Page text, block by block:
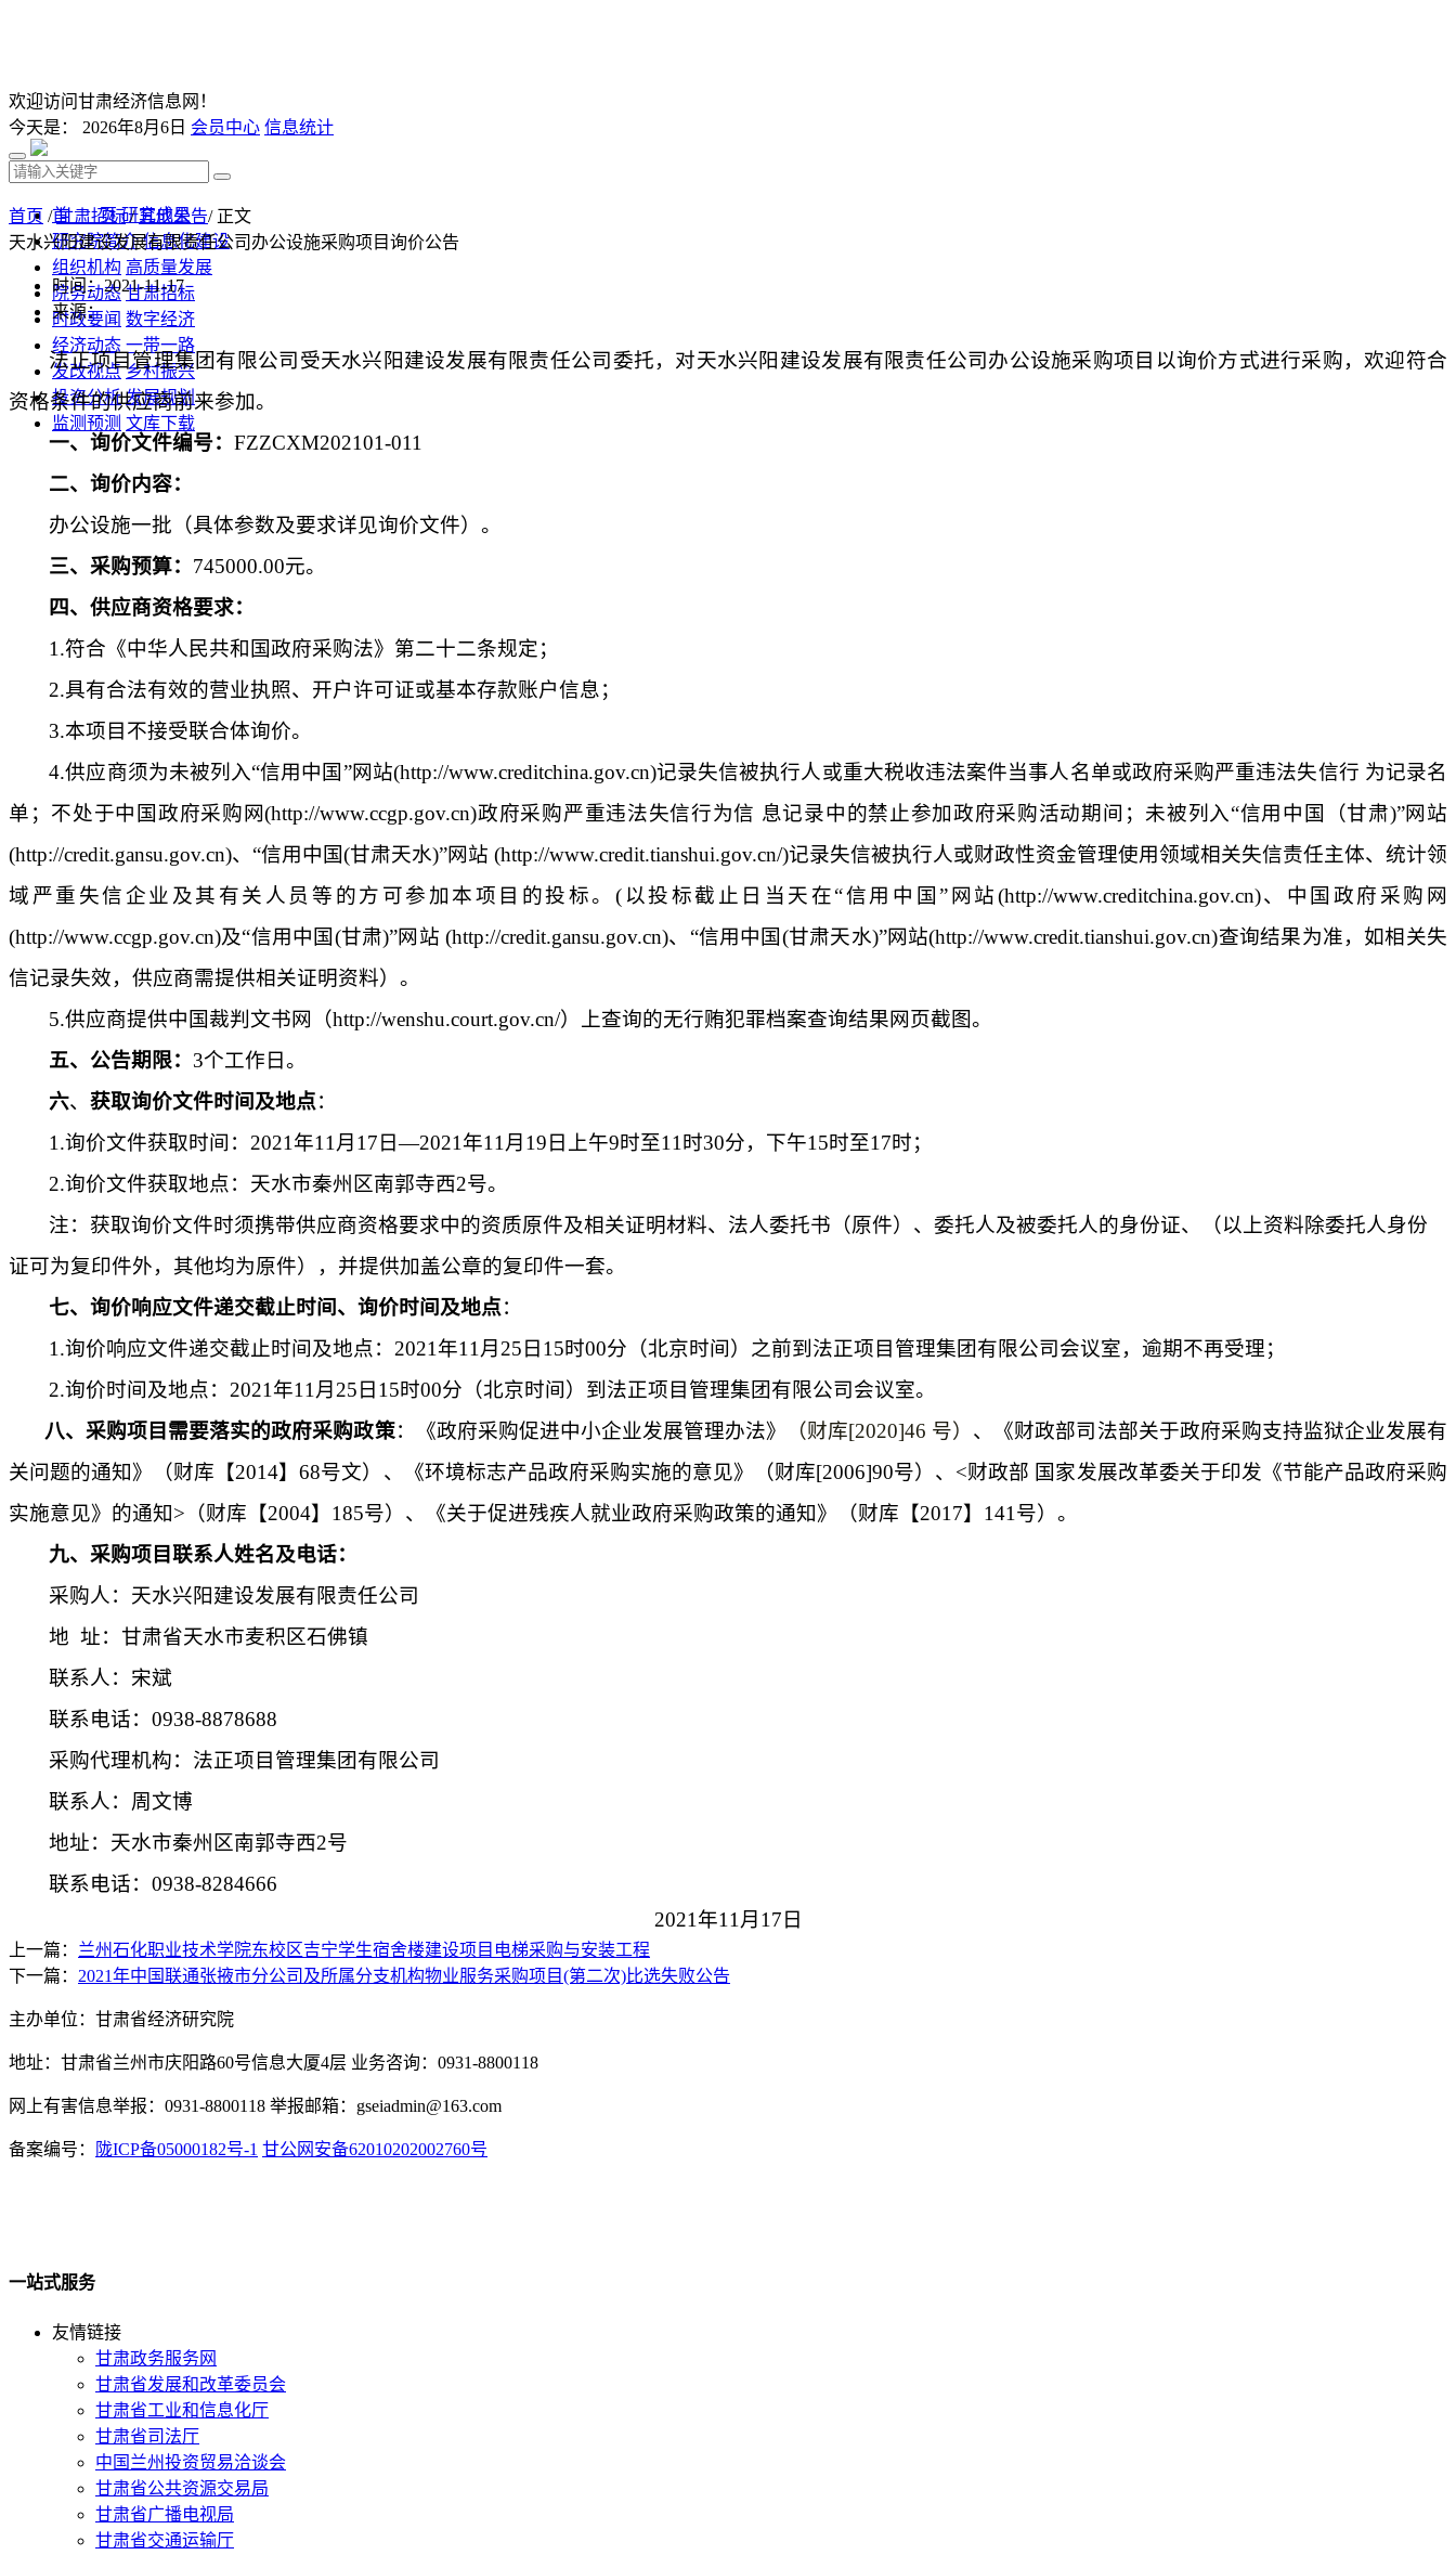
欢迎访问甘肃经济信息网！
今天是： 2026年8月6日 会员中心 信息统计
首 页 研究成果
研究院简介 信息化建设
组织机构 高质量发展
院务动态 甘肃招标
时政要闻 数字经济
经济动态 一带一路
发改视点 乡村振兴
投资分析 发展规划
监测预测 文库下载
首页 /甘肃招标/其他公告/ 正文
天水兴阳建设发展有限责任公司办公设施采购项目询价公告
时间：2021-11-17
来源：
法正项目管理集团有限公司受天水兴阳建设发展有限责任公司委托，对天水兴阳建设发展有限责任公司办公设施采购项目以询价方式进行采购，欢迎符合
资格条件的供应商前来参加。
一、询价文件编号：FZZCXM202101-011
二、询价内容：
办公设施一批（具体参数及要求详见询价文件）。
三、采购预算： 745000.00元。
四、供应商资格要求：
1 .符合《中华人民共和国政府采购法》第二十二条规定；
2.具有合法有效的营业执照、开户许可证或基本存款账户信息 ；
3.本项目不接受联合体询价。
4.供应商须为未被列入“信用中国”网站(http://www.creditchina.gov.cn)记录失信被执行人或重大税收违法案件当事人名单或政府采购严重违法失信行 为记录名
单；不处于中国政府采购网(http://www.ccgp.gov.cn)政府采购严重违法失信行为信 息记录中的禁止参加政府采购活动期间；未被列入“信用中国（甘肃)”网站
(http://credit.gansu.gov.cn)、“信用中国(甘肃天水)”网站 (http://www.credit.tianshui.gov.cn/)记录失信被执行人或财政性资金管理使用领域相关失信责任主体、统计领
域严重失信企业及其有关人员等的方可参加本项目的投标。 ( 以投标截止日当天在“信用中国”网站(http://www.creditchina.gov.cn)、中国政府采购网
(http://www.ccgp.gov.cn)及“信用中国(甘肃)”网站 (http://credit.gansu.gov.cn)、“信用中国(甘肃天水)”网站(http://www.credit.tianshui.gov.cn)查询结果为准，如相关失
信记录失效，供应商需提供相关证明资料）。
5.供应商提供中国裁判文书网（http://wenshu.court.gov.cn/）上查询的无行贿犯罪档案查询结果网页截图。
五、公告期限： 3个工作日。
六、获取询价文件时间及地点：
1.询价文件获取时间： 2021年11 月 17 日—2021年11 月 19 日上午9时至11 时30分，下午15时至17时；
2.询价文件获取地点：天水市秦州区南郭寺西2号。
注：获取询价文件时须携带供应商资格要求中的资质原件及相关证明材料、法人委托书（原件）、委托人及被委托人的身份证、（以上资料除委托人身份
证可为复印件外，其他均为原件），并提供加盖公章的复印件一套。
七、询价响应文件递交截止时间、询价时间及地点：
1.询价响应文件递交截止时间及地点： 2021年11 月 25 日 15时00分（北京时间）之前到 法正项目管理集团有限公司会议室，逾期不再受理；
2.询价时间及地点： 2021年11 月 25 日 15时00分（北京时间）到 法正项目管理集团有限公司会议室。
八、采购项目需要落实的政府采购政策：《政府采购促进中小企业发展管理办法》 （财库[2020]46 号） 、《财政部司法部关于政府采购支持监狱企业发展有
关问题的通知》（财库【2014】68号文）、《环境标志产品政府采购实施的意见》（财库[2006]90号）、 <财政部 国家发展改革委关于印发《节能产品政府采购
实施意见》的通知> （财库【2004】 185号）、《关于促进残疾人就业政府采购政策的通知》（财库【2017】 141 号）。
九、采购项目联系人姓名及电话：
采购人：天水兴阳建设发展有限责任公司
地 址：甘肃省天水市麦积区石佛镇
联系人：宋斌
联系电话：0938-8878688
采购代理机构：法正项目管理集团有限公司
联系人：周文博
地址：天水市秦州区南郭寺西2号
联系电话：0938-8284666
2021年11 月 17 日
上一篇： 兰州石化职业技术学院东校区吉宁学生宿舍楼建设项目电梯采购与安装工程
下一篇： 2021年中国联通张掖市分公司及所属分支机构物业服务采购项目(第二次)比选失败公告
主办单位：甘肃省经济研究院
地址：甘肃省兰州市庆阳路60号信息大厦4层 业务咨询：0931-8800118
网上有害信息举报：0931-8800118 举报邮箱：gseiadmin@163.com
备案编号： 陇ICP备05000182号-1 甘公网安备62010202002760号
一站式服务
友情链接
甘肃政务服务网
甘肃省发展和改革委员会
甘肃省工业和信息化厅
甘肃省司法厅
中国兰州投资贸易洽谈会
甘肃省公共资源交易局
甘肃省广播电视局
甘肃省交通运输厅